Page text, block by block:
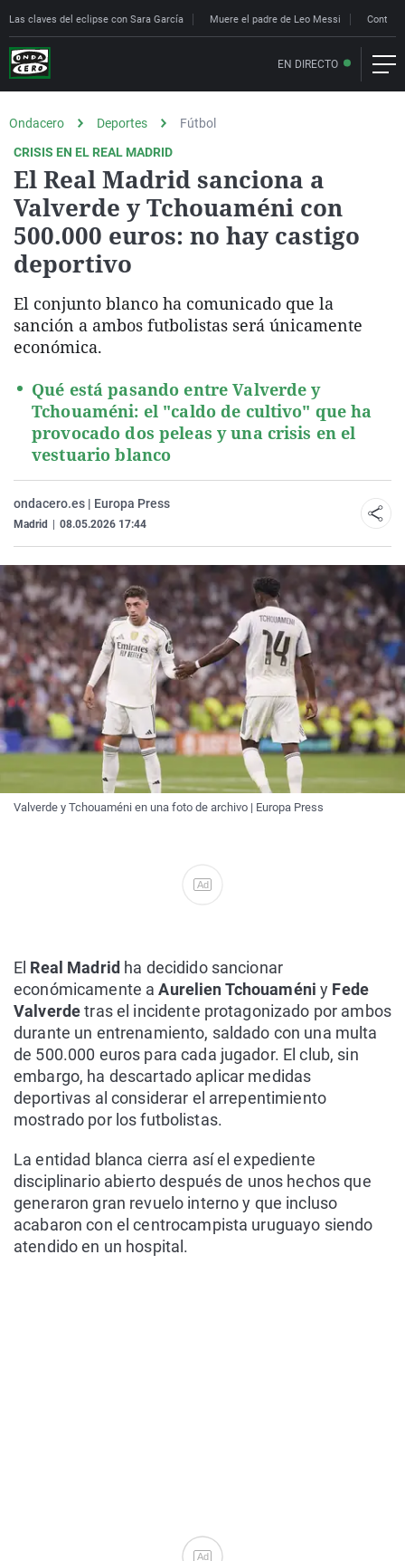
Las claves del eclipse con Sara García Muere el padre de Leo Messi
EN DIRECTO
Ondacero Deportes
Fútbol
CRISIS EN EL REAL MADRID
El Real Madrid sanciona a
Valverde y Tchouaméni con
500.000 euros: no hay castigo
deportivo
El conjunto blanco ha comunicado que la
sanción a ambos futbolistas será únicamente
económica.
Qué está pasando entre Valverde y
Tchouaméni: el "caldo de cultivo" que ha
provocado dos peleas y una crisis en el
vestuario blanco
ondacero.es | Europa Press
Madrid 08.05.2026 17:44
Valverde y Tchouaméni en una foto de archivo | Europa Press
Ad
El Real Madrid ha decidido sancionar
económicamente aAurelien Tchouaméni y Fede
Valverdetras el incidente protagonizado por ambos
durante un entrenamiento, saldado con una multa
de 500.000 euros para cada jugador. El club, sin
embargo, ha descartado aplicar medidas
deportivas al considerar el arrepentimiento
mostrado por los futbolistas.
La entidad blanca cierra así el expediente
disciplinario abierto después de unos hechos que
generaron gran revuelo interno y que incluso
acabaron con el centrocampista uruguayo siendo
atendido en un hospital.
Ad